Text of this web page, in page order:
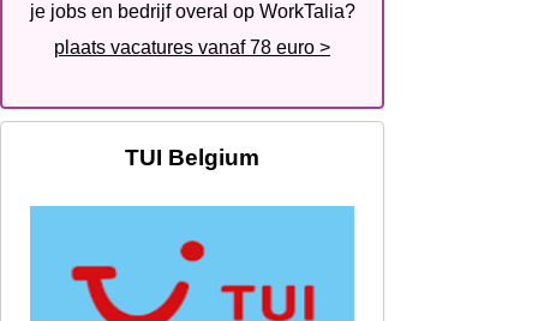
je jobs en bedrijf overal op WorkTalia?
plaats vacatures vanaf 78 euro >
TUI Belgium